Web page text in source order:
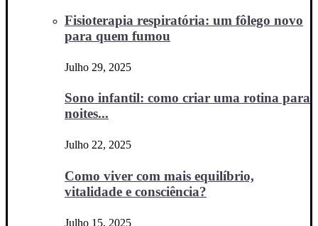
Fisioterapia respiratória: um fôlego novo
para quem fumou
Julho 29, 2025
Sono infantil: como criar uma rotina para
noites...
Julho 22, 2025
Como viver com mais equilíbrio,
vitalidade e consciência?
Julho 15, 2025